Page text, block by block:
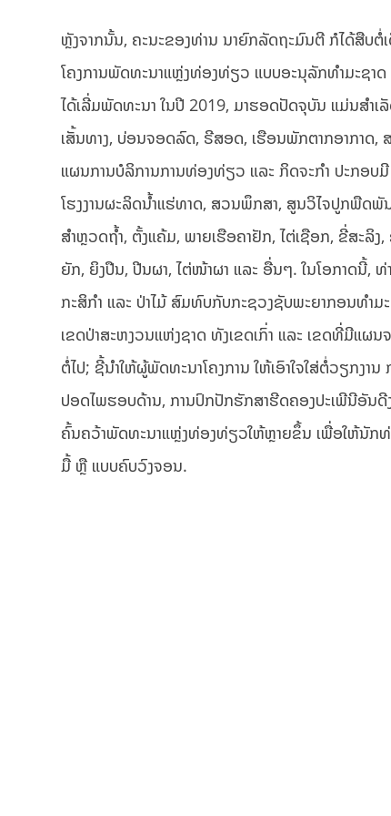
ຫຼັງຈາກນັ້ນ, ຄະນະຂອງທ່ານ ນາຍົກລັດຖະມົນຕີ ກໍໄດ້ສືບ
ໂຄງການພັດທະນາແຫຼ່ງທ່ອງທ່ຽວ ແບບອະນຸລັກທຳມະຊາ
ໄດ້ເລີ່ມພັດທະນາ ໃນປີ 2019, ມາຮອດປັດຈຸບັນ ແມ່ນສໍາ
ເສັ້ນທາງ, ບ່ອນຈອດລົດ, ຣີສອດ, ເຮືອນພັກຕາກອາກາດ,
ແຜນການບໍລິການການທ່ອງທ່ຽວ ແລະ ກິດຈະກຳ ປະກອບ
ໂຮງງານຜະລິດນ້ຳແຮ່ທາດ, ສວນພຶກສາ, ສູນວິໄຈປູກພືດພັ
ສຳຫຼວດຖ້ຳ, ຕັ້ງແຄ້ມ, ພາຍເຮືອຄາຢັກ, ໄຕ່ເຊືອກ, ຂີ່ສະ
ຍັກ, ຍິງປືນ, ປີນຜາ, ໄຕ່ໜ້າຜາ ແລະ ອື່ນໆ. ໃນໂອກາດນີ້,
ກະສິກຳ ແລະ ປ່າໄມ້ ສົມທົບກັບກະຊວງຊັບພະຍາກອນທ
ເຂດປ່າສະຫງວນແຫ່ງຊາດ ທັງເຂດເກົ່າ ແລະ ເຂດທີ່ມີແຜ
ຕໍ່ໄປ; ຊີ້ນຳໃຫ້ຜູ້ພັດທະນາໂຄງການ ໃຫ້ເອົາໃຈໃສ່ຕໍ່ວຽກງ
ປອດໄພຮອບດ້ານ, ການປົກປັກຮັກສາຮີດຄອງປະເພີນີອັນ
ຄົ້ນຄວ້າພັດທະນາແຫຼ່ງທ່ອງທ່ຽວໃຫ້ຫຼາຍຂຶ້ນ ເພື່ອໃຫ້ນັກ
ມື້ ຫຼື ແບບຄົບວົງຈອນ.